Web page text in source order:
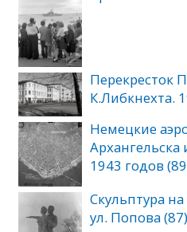
Перекресток
К.Либкнехта.
Немецкие
Архангельска
1943 годов
Скульптура
ул. Попова (87)